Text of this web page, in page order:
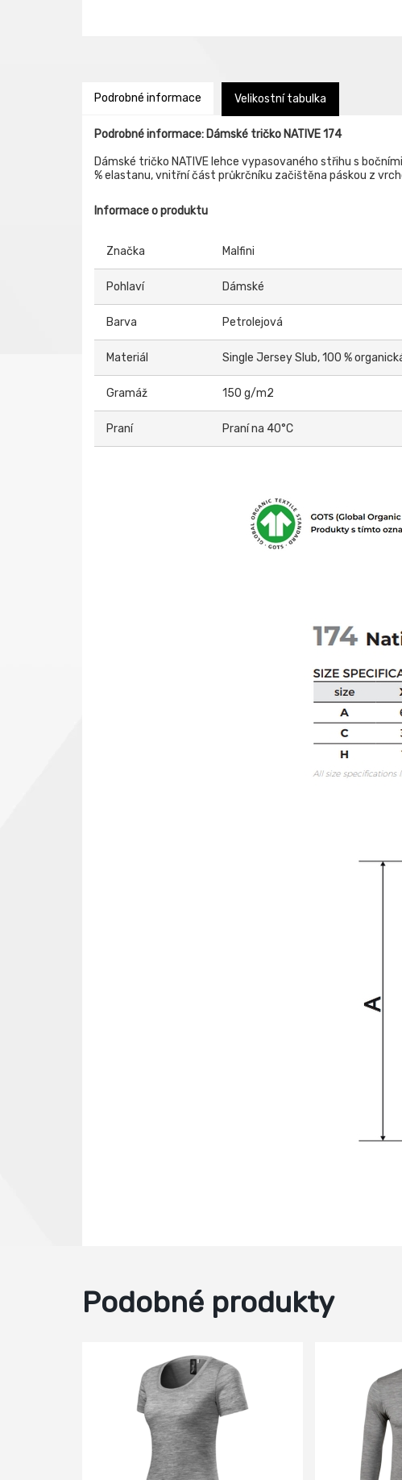
Podrobné informace Velikostní tabulka
Podrobné informace: Dámské tričko NATIVE 174
Dámské tričko NATIVE lehce vypasovaného střihu s
% elastanu, vnitřní část průkrčníku začištěna páskou z
Informace o produktu
Značka Malfini
Pohlaví Dámské
Barva Petrolejová
Materiál Single Jersey Slub, 100 %
Gramáž 150 g/m2
Praní Praní na 40°C
Podobné produkty